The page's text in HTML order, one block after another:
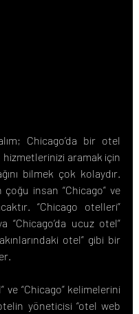
Chicago’da bir otel
hizmetlerinizi aramak için
bilmek çok kolaydır.
insan “Chicago” ve
“Chicago otelleri”
“Chicago’da ucuz otel”
otel” gibi bir
“Chicago” kelimelerini
yöneticisi “otel web